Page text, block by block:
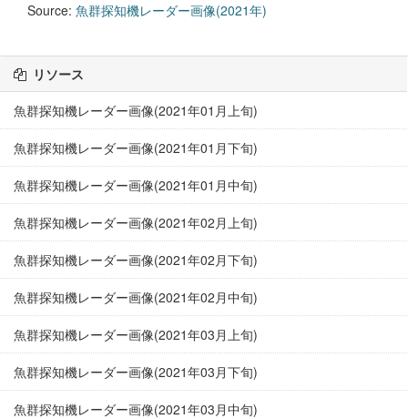
Source: 魚群探知機レーダー画像(2021年)
リソース
魚群探知機レーダー画像(2021年01月上旬)
魚群探知機レーダー画像(2021年01月下旬)
魚群探知機レーダー画像(2021年01月中旬)
魚群探知機レーダー画像(2021年02月上旬)
魚群探知機レーダー画像(2021年02月下旬)
魚群探知機レーダー画像(2021年02月中旬)
魚群探知機レーダー画像(2021年03月上旬)
魚群探知機レーダー画像(2021年03月下旬)
魚群探知機レーダー画像(2021年03月中旬)